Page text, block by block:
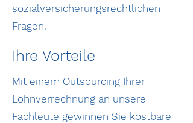
sozialversicherungsrechtlichen
Fragen.
Ihre Vorteile
Mit einem Outsourcing Ihrer
Lohnverrechnung an unsere
Fachleute gewinnen Sie kostbare